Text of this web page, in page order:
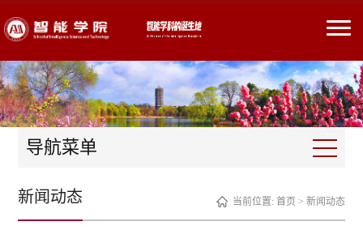
导航菜单
当前位置: 首页 > 新闻动态
新闻动态